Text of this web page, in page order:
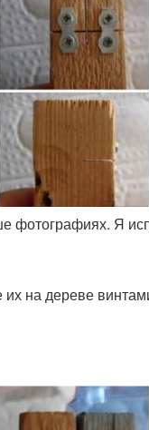
фотографиях. Я
их на дереве